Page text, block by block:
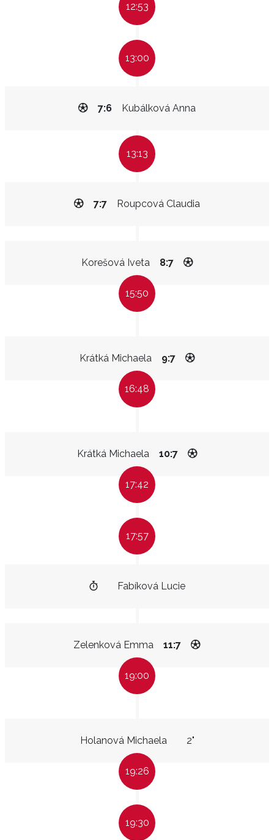
12:53
13:00
Kubálková Anna
7:6
13:13
Roupcová Claudia
7:7
Korešová Iveta 8:7
15:50
Krátká Michaela 9:7
16:48
Krátká Michaela 10:7
17:42
17:57
Fabíková Lucie
Zelenková Emma 11:7
19:00
Holanová Michaela 2"
19:26
19:30